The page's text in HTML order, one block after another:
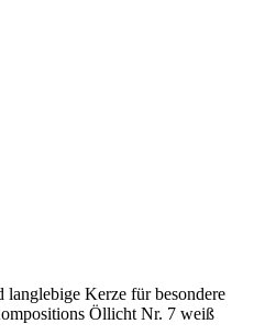
langlebige Kerze für besondere
Öllicht Nr. 7 weiß